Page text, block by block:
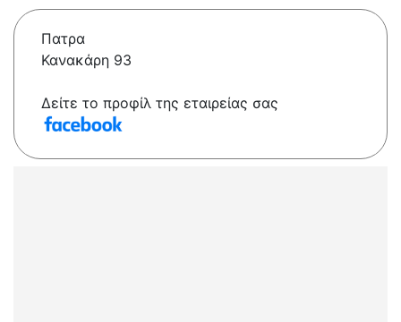
Πατρα
Κανακάρη 93
Δείτε το προφίλ της εταιρείας σας